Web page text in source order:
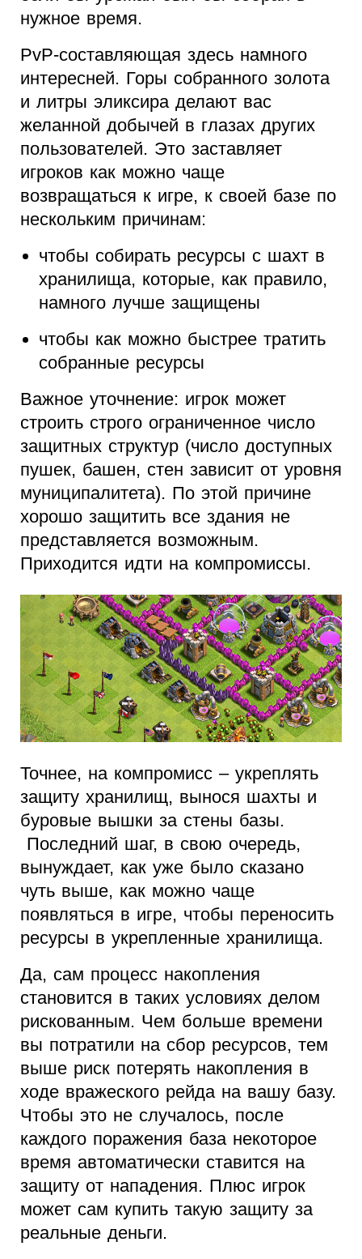
нужное время.
PvP-составляющая здесь намного
интересней. Горы собранного золота
и литры эликсира делают вас
желанной добычей в глазах других
пользователей. Это заставляет
игроков как можно чаще
возвращаться к игре, к своей базе по
нескольким причинам:
чтобы собирать ресурсы с шахт в
хранилища, которые, как правило,
намного лучше защищены
чтобы как можно быстрее тратить
собранные ресурсы
Важное уточнение: игрок может
строить строго ограниченное число
защитных структур (число доступных
пушек, башен, стен зависит от уровня
муниципалитета). По этой причине
хорошо защитить все здания не
представляется возможным.
Приходится идти на компромиссы.
Точнее, на компромисс – укреплять
защиту хранилищ, вынося шахты и
буровые вышки за стены базы.
Последний шаг, в свою очередь,
вынуждает, как уже было сказано
чуть выше, как можно чаще
появляться в игре, чтобы переносить
ресурсы в укрепленные хранилища.
Да, сам процесс накопления
становится в таких условиях делом
рискованным. Чем больше времени
вы потратили на сбор ресурсов, тем
выше риск потерять накопления в
ходе вражеского рейда на вашу базу.
Чтобы это не случалось, после
каждого поражения база некоторое
время автоматически ставится на
защиту от нападения. Плюс игрок
может сам купить такую защиту за
реальные деньги.